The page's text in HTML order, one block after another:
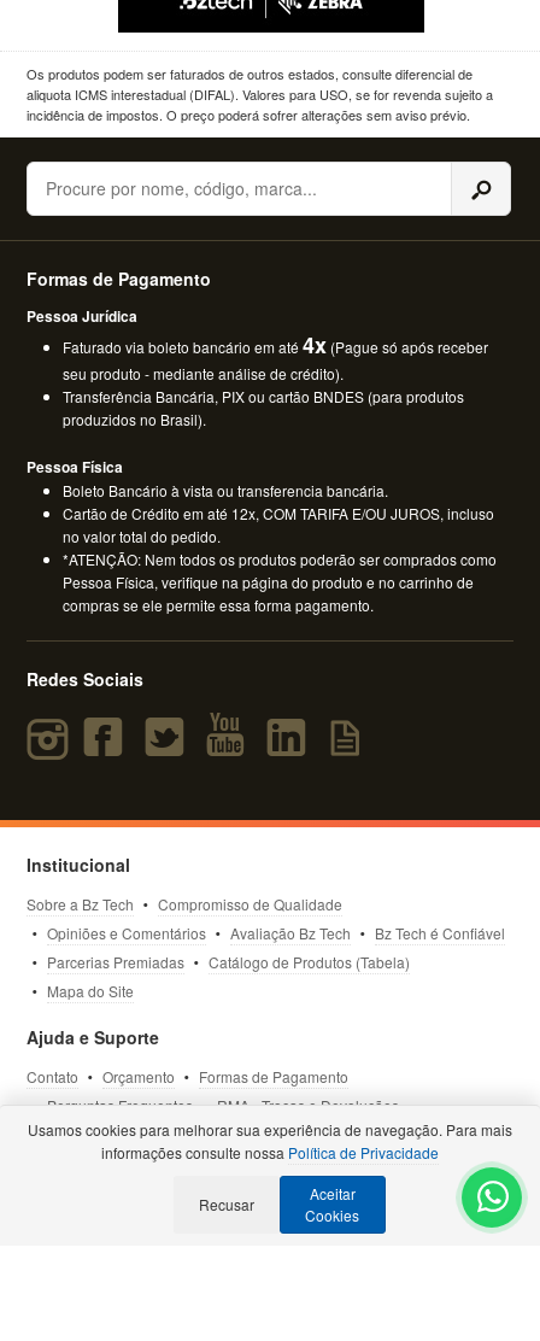
Os produtos podem ser faturados de outros estados, consulte diferencial de
aliquota ICMS interestadual (DIFAL). Valores para USO, se for revenda sujeito a
incidência de impostos. O preço poderá sofrer alterações sem aviso prévio.
Buscar
Formas de Pagamento
Pessoa Jurídica
Faturado via boleto bancário em até4x (Pague só após receber
seu produto - mediante análise de crédito).
Transferência Bancária, PIX ou cartão BNDES (para produtos
produzidos no Brasil).
Pessoa Física
Boleto Bancário à vista ou transferencia bancária.
Cartão de Crédito em até 12x, COM TARIFA E/OU JUROS, incluso
no valor total do pedido.
*ATENÇÃO: Nem todos os produtos poderão ser comprados como
Pessoa Física, verifique na página do produto e no carrinho de
compras se ele permite essa forma pagamento.
Redes Sociais
Institucional
Sobre a Bz Tech
Compromisso de Qualidade
Opiniões e Comentários
Avaliação Bz Tech
Bz Tech é Confiável
Parcerias Premiadas
Catálogo de Produtos (Tabela)
Mapa do Site
Ajuda e Suporte
Contato Orçamento
Formas de Pagamento
Perguntas Frequentes
RMA - Trocas e Devoluções
Política de Privacidade
Termos de Uso Site Seguro
Selos e Certificações- Veja todas as Parcerias Premiadas
Usamos cookies para melhorar sua experiência de navegação. Para mais
informações consulte nossa Política de Privacidade
Recusar
Aceitar
Cookies